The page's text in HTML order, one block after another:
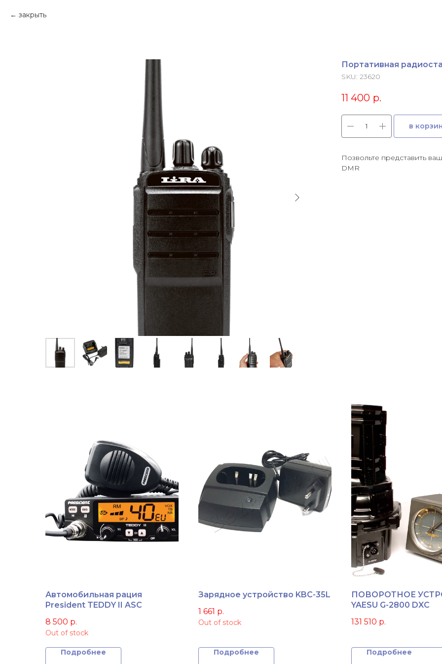
закрыть
Портативная
SKU: 23620
11 400 р.
в
Позвольте представить
DMR
Автомобильная рация
President TEDDY II ASC
8 500 р.
Out of stock
Подробнее
Зарядное устройство KBC-35L
1 661 р.
Out of stock
Подробнее
ПОВОРОТНОЕ
YAESU G-2800 DXC
131 510 р.
Подробнее